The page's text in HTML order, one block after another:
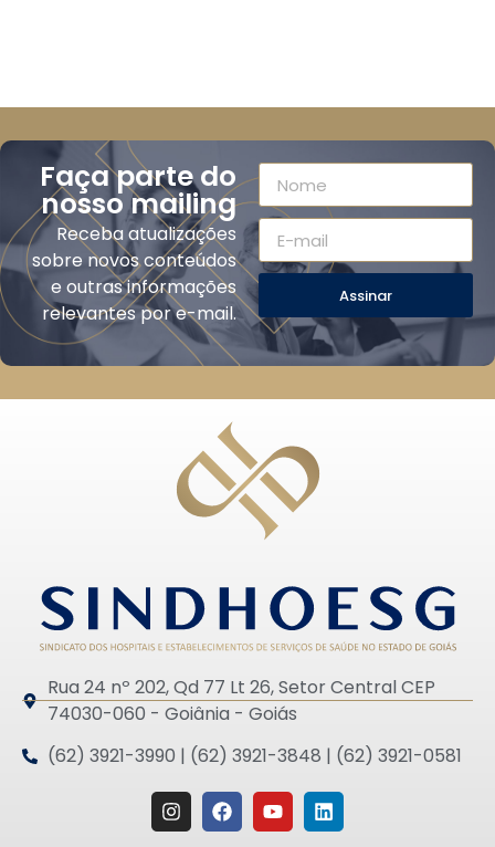
Faça parte do
nosso mailing
Receba atualizações
sobre novos conteúdos
e outras informações
relevantes por e-mail.
Assinar
Rua 24 nº 202, Qd 77 Lt 26, Setor Central CEP
74030-060 - Goiânia - Goiás
(62) 3921-3990 | (62) 3921-3848 | (62) 3921-0581